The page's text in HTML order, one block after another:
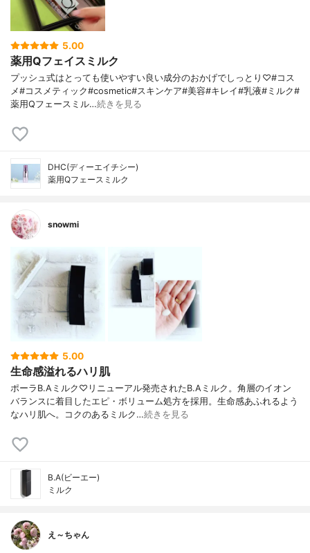
5.00
薬用Qフェイスミルク
プッシュ式はとっても使いやすい良い成分のおかげでしっとり♡#コス
メ#コスメティック#cosmetic#スキンケア#美容#キレイ#乳液#ミルク#
薬用Qフェースミル…続きを見る
DHC(ディーエイチシー)
薬用Qフェースミルク
snowmi
5.00
生命感溢れるハリ肌
ポーラB.Aミルク♡リニューアル発売されたB.Aミルク。角層のイオン
バランスに着目したエピ・ボリューム処方を採用。生命感あふれるよう
なハリ肌へ。コクのあるミルク…続きを見る
B.A(ビーエー)
ミルク
え～ちゃん